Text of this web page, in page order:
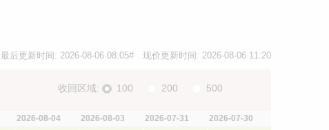
最后更新时间: 2026-08-06 08:05# 现价更新时间: 2026-08-06 11:20
收回区域: 100 200 500
2026-08-04 2026-08-03 2026-07-31 2026-07-30